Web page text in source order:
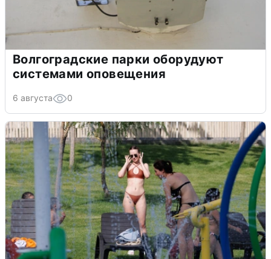
Волгоградские парки оборудуют
системами оповещения
6 августа 0